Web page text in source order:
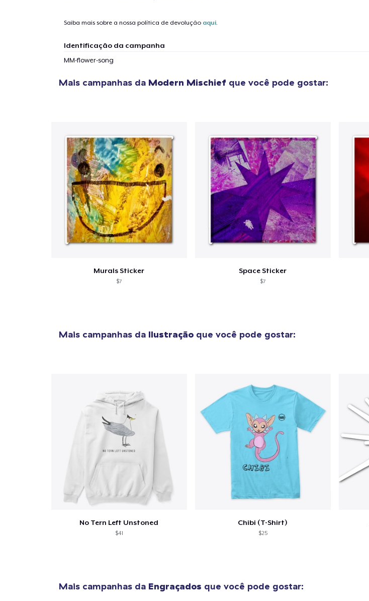
Saiba mais sobre a nossa política de devolução aqui.
Identificação da campanha
MM-flower-song
Mais campanhas da Modern Mischief que você pode gostar:
Murals Sticker
$7
Space Sticker
$7
Mais campanhas da Ilustração que você pode gostar:
No Tern Left Unstoned
$41
Chibi (T-Shirt)
$25
Mais campanhas da Engraçados que você pode gostar:
artigo adicionado ao
Compra